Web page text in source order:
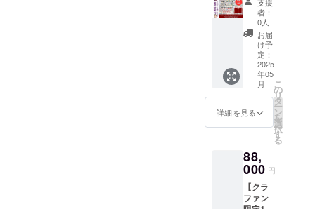
的なア
ドバイ
スを得
られ
る。
【クラ
ウド
ファン
ディン
グ限
定】 60
干支こ
セラ
ピー
カード
セット
はクラ
ブッ
ク〜60
日ごと
に巡り
くる生
まれ変
わりの
日』60
日ごと
や、
日々の
取り入
れるこ
とがで
きるこ
とだま
に、楽
しく陰
陽五行
思想を
学べま
す。 ＊
カード
遊びで
る！ 難
しい理
を使っ
て体感
的に理
解でき
ます。
セット
＋ガイ
ドブッ
クにつ
いては
こちら
を参照
くださ
【セッ
ト内
ことだ
まセラ
ピー
カード
あなた
カー
ド」を
手に、
さらに
深く東
洋の叡
智に触
れ、人
間関係
を円滑
クラ
ファン
限定
で、2級
氣質診
に生年
月日の
記入を
お願い
します
こちら
をお選
び頂く
と松岡
紫鳳に
けしま
す。巳
なふう
に過ご
るオン
ライン
氣質診
断付＋
フル
セット/
クラ
ファン
限定】
60干支
ことだ
ト＋ガ
イド
ブック
＋松岡
紫鳳に
支援
者：
0人
お届
け予
定：
2025
年05
月
詳細を見る
こ
の
リ
タ
ー
ン
を
選
択
す
る
88,
000 円
【クラ
ファン